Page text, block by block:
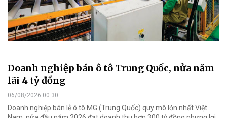
Doanh nghiệp bán ô tô Trung Quốc, nửa năm
lãi 4 tỷ đồng
06/08/2026 00:30
Doanh nghiệp bán lẻ ô tô MG (Trung Quốc) quy mô lớn nhất Việt